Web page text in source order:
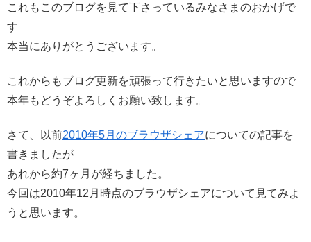
これもこのブログを見て下さっているみなさまのおかげで
す
本当にありがとうございます。
これからもブログ更新を頑張って行きたいと思いますので
本年もどうぞよろしくお願い致します。
さて、以前2010年5月のブラウザシェアについての記事を
書きましたが
あれから約7ヶ月が経ちました。
今回は2010年12月時点のブラウザシェアについて見てみよ
うと思います。